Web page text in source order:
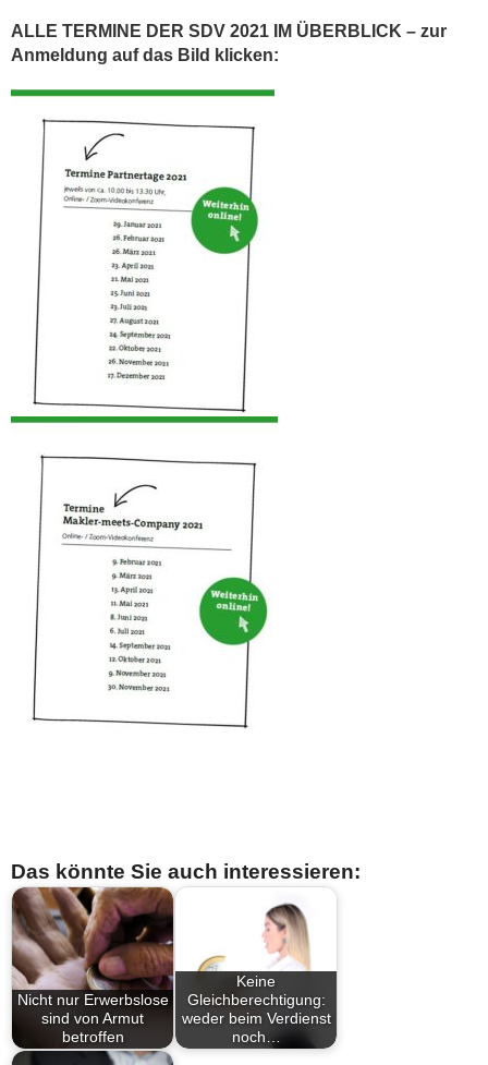
ALLE TERMINE DER SDV 2021 IM ÜBERBLICK – zur
Anmeldung auf das Bild klicken:
Das könnte Sie auch interessieren:
Nicht nur Erwerbslose
sind von Armut
betroffen
Keine
Gleichberechtigung:
weder beim Verdienst
noch…